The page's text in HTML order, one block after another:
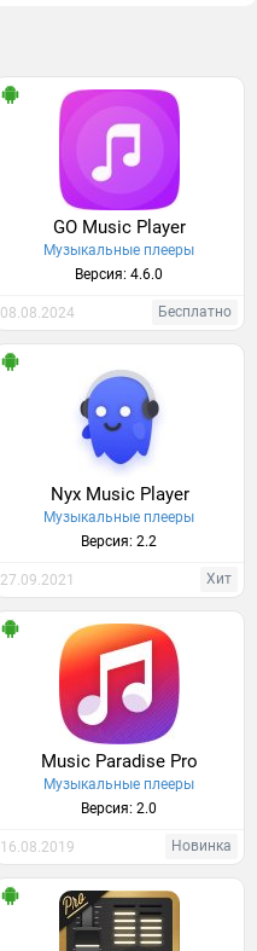
GO Music Player
Музыкальные плееры
Версия: 4.6.0
08.08.2024 Бесплатно
Nyx Music Player
Музыкальные плееры
Версия: 2.2
27.09.2021 Хит
Music Paradise Pro
Музыкальные плееры
Версия: 2.0
16.08.2019 Новинка